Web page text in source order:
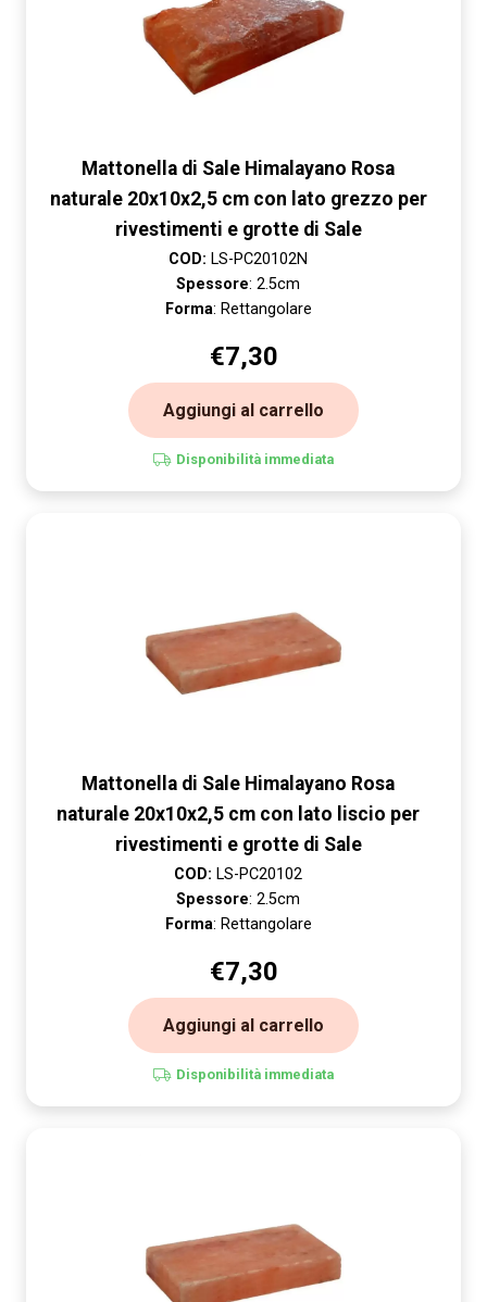
Mattonella di Sale Himalayano Rosa
naturale 20x10x2,5 cm con lato grezzo per
rivestimenti e grotte di Sale
COD: LS-PC20102N
Spessore: 2.5cm
Forma: Rettangolare
€7,30
Aggiungi al carrello
Disponibilità immediata
Mattonella di Sale Himalayano Rosa
naturale 20x10x2,5 cm con lato liscio per
rivestimenti e grotte di Sale
COD: LS-PC20102
Spessore: 2.5cm
Forma: Rettangolare
€7,30
Aggiungi al carrello
Disponibilità immediata